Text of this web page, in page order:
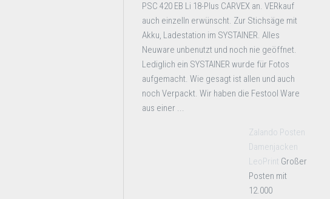
PSC 420 EB Li 18-Plus CARVEX an. VERkauf
auch einzelln erwünscht. Zur Stichsäge mit
Akku, Ladestation im SYSTAINER. Alles
Neuware unbenutzt und noch nie geöffnet.
Lediglich ein SYSTAINER wurde für Fotos
aufgemacht. Wie gesagt ist allen und auch
noch Verpackt. Wir haben die Festool Ware
aus einer ...
Zalando Posten
Damenjacken
LeoPrint Großer
Posten mit
12.000